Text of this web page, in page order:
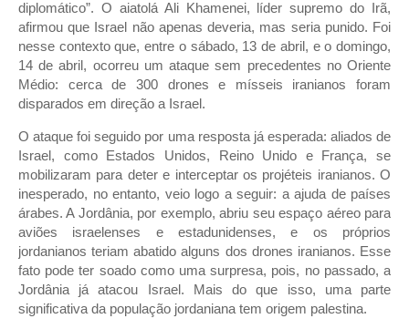
diplomático”. O aiatolá Ali Khamenei, líder supremo do Irã,
afirmou que Israel não apenas deveria, mas seria punido. Foi
nesse contexto que, entre o sábado, 13 de abril, e o domingo,
14 de abril, ocorreu um ataque sem precedentes no Oriente
Médio: cerca de 300 drones e mísseis iranianos foram
disparados em direção a Israel.
O ataque foi seguido por uma resposta já esperada: aliados de
Israel, como Estados Unidos, Reino Unido e França, se
mobilizaram para deter e interceptar os projéteis iranianos. O
inesperado, no entanto, veio logo a seguir: a ajuda de países
árabes. A Jordânia, por exemplo, abriu seu espaço aéreo para
aviões israelenses e estadunidenses, e os próprios
jordanianos teriam abatido alguns dos drones iranianos. Esse
fato pode ter soado como uma surpresa, pois, no passado, a
Jordânia já atacou Israel. Mais do que isso, uma parte
significativa da população jordaniana tem origem palestina.